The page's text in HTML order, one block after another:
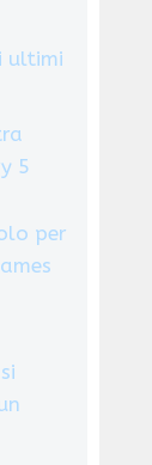
ultimi
5
per